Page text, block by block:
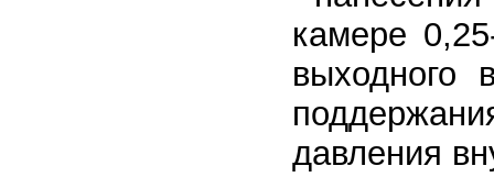
камере
выходного
давления